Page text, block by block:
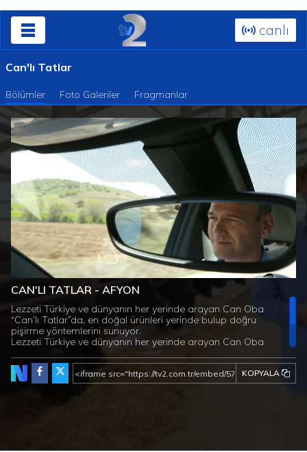
canlı
Can'lı Tatlar
Bölümler Foto Galeriler Fragmanlar
Süre
CAN'LI TATLAR - AFYON
Lezzeti Türkiye ve dünyanın her yerinde arayan Can Oba
“Can’lı Tatlar”da, en doğal ürünleri yerinde bulup doğru
pişirme yöntemlerini sunuyor.
Lezzeti Türkiye ve dünyanın her yerinde arayan Can Oba
“Can’lı Tatlar”da, en doğal ürünleri yerinde bulup doğru
pişirme yöntemlerini sunuyor.
KOPYALA